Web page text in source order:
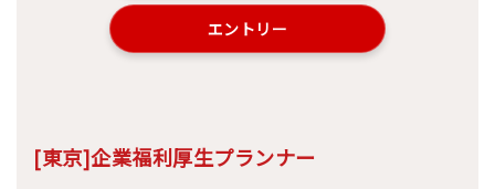
エントリー
[東京]企業福利厚生プランナー